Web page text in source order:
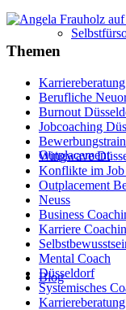
Outplacement
Blog
Themen
Berufliche
Burnout
Jobcoaching
Wingwave
Konflikte im Job
Outplacement
Neuss
Business
Karriere
Mental Coach
Düsseldorf
Systemisches
Karriereberatung